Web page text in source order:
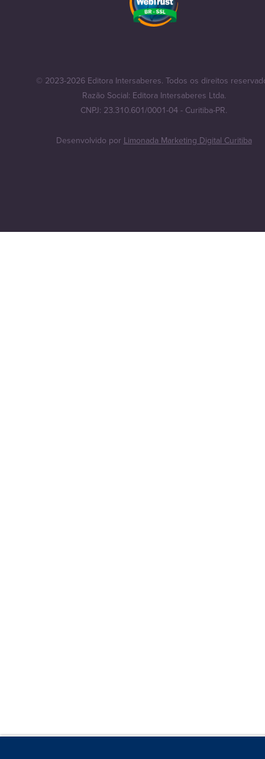
© 2023-2026 Editora Intersaberes. Todos os direitos
Razão Social: Editora Intersaberes Ltda.
CNPJ: 23.310.601/0001-04 - Curitiba-PR.
Desenvolvido porLimonada Marketing Digital Curitiba